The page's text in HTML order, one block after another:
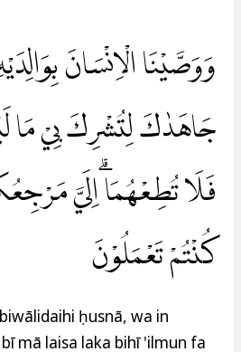
وَوَصَّيْنَا الْاِنْسَانَ
جَاهَدٰكَ لِتُشْرِكَ بِيْ مَا
فَلَا تُطِعْهُمَا ۗاِلَيَّ
كُنْتُمْ تَعْمَلُوْنَ
biwālidaihi ḥusnā, wa in
mā laisa laka bihī 'ilmun fa